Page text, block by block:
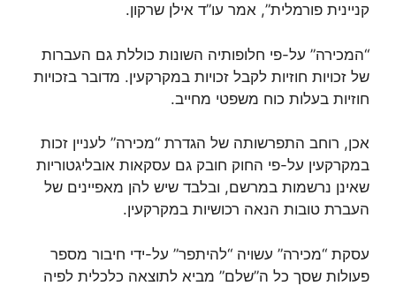
קניינית פורמלית”, אמר עו”ד אילן שרקון.
“המכירה” על-פי חלופותיה השונות כוללת גם העברות
של זכויות חוזיות לקבל זכויות במקרקעין. מדובר בזכויות
חוזיות בעלות כוח משפטי מחייב.
אכן, רוחב התפרשותה של הגדרת “מכירה” לעניין זכות
במקרקעין על-פי החוק חובק גם עסקאות אובליגטוריות
שאינן נרשמות במרשם, ובלבד שיש להן מאפיינים של
העברת טובות הנאה רכושיות במקרקעין.
עסקת “מכירה” עשויה “להיתפר” על-ידי חיבור מספר
פעולות שסך כל ה”שלם” מביא לתוצאה כלכלית לפיה